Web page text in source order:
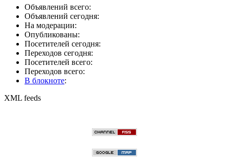
Объявлений всего:
Объявлений сегодня:
На модерации:
Опубликованы:
Посетителей сегодня:
Переходов сегодня:
Посетителей всего:
Переходов всего:
В блокноте:
XML feeds